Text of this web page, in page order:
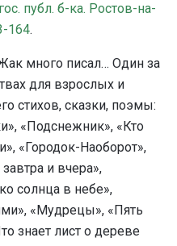
публ. б-ка. Ростов-на-
164.
много писал… Один за
для взрослых и
стихов, сказки, поэмы:
«Подснежник», «Кто
«Городок-Наоборот»,
и вчера»,
солнца в небе»,
«Мудрецы», «Пять
знает лист о дереве